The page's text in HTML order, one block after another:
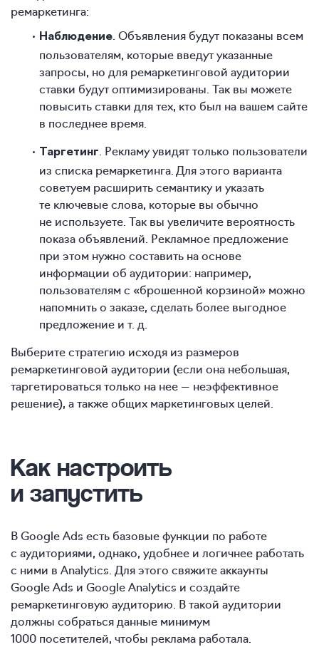
ремаркетинга:
Наблюдение . Объявления будут показаны всем
пользователям, которые введут указанные
запросы, но для ремаркетинговой аудитории
ставки будут оптимизированы. Так вы можете
повысить ставки для тех, кто был на вашем сайте
в последнее время.
Таргетинг
. Рекламу увидят только пользователи
из списка ремаркетинга. Для этого варианта
советуем расширить семантику и указать
те ключевые слова, которые вы обычно
не используете. Так вы увеличите вероятность
показа объявлений. Рекламное предложение
при этом нужно составить на основе
информации об аудитории: например,
пользователям с «брошенной корзиной» можно
напомнить о заказе, сделать более выгодное
предложение и т. д.
Выберите стратегию исходя из размеров
ремаркетинговой аудитории (если она небольшая,
таргетироваться только на нее — неэффективное
решение), а также общих маркетинговых целей.
Как настроить
и запустить
В Google Ads есть базовые функции по работе
с аудиториями, однако, удобнее и логичнее работать
с ними в Analytics. Для этого свяжите аккаунты
Google Ads и Google Analytics и создайте
ремаркетинговую аудиторию. В такой аудитории
должны собраться данные минимум
1000 посетителей, чтобы реклама работала.